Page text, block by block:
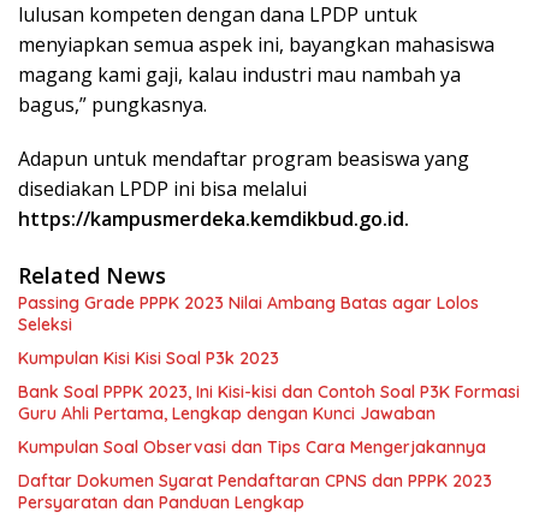
lulusan kompeten dengan dana LPDP untuk
menyiapkan semua aspek ini, bayangkan mahasiswa
magang kami gaji, kalau industri mau nambah ya
bagus,” pungkasnya.
Adapun untuk mendaftar program beasiswa yang
disediakan LPDP ini bisa melalui
https://kampusmerdeka.kemdikbud.go.id.
Related News
Passing Grade PPPK 2023 Nilai Ambang Batas agar Lolos
Seleksi
Kumpulan Kisi Kisi Soal P3k 2023
Bank Soal PPPK 2023, Ini Kisi-kisi dan Contoh Soal P3K Formasi
Guru Ahli Pertama, Lengkap dengan Kunci Jawaban
Kumpulan Soal Observasi dan Tips Cara Mengerjakannya
Daftar Dokumen Syarat Pendaftaran CPNS dan PPPK 2023
Persyaratan dan Panduan Lengkap